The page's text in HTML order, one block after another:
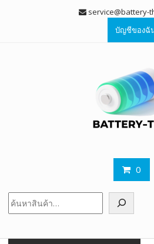
service@battery-
บัญชีของฉั
0